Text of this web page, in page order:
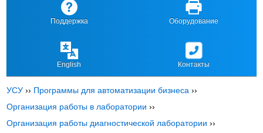
Поддержка Оборудование
English Контакты
УСУ ›› Программы для автоматизации бизнеса ››
Организация работы в лаборатории ››
Организация работы диагностической лаборатории ››